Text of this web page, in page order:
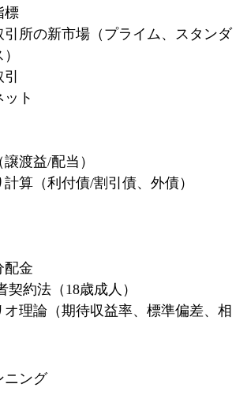
標
所の新市場（プライム、スタンダ
ット
譲渡益/配当）
計算（利付債/割引債、外債）
配金
契約法（ 18歳成人）
オ理論（期待収益率、標準偏差、相
ニング